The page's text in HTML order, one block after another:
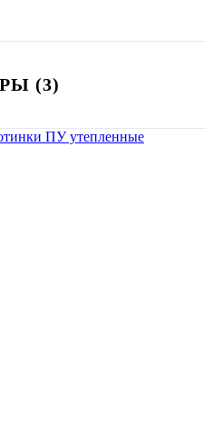
(3)
ПУ утепленные